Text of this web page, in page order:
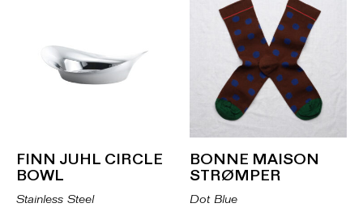
FINN JUHL CIRCLE
BOWL
Stainless Steel
BONNE MAISON
STRØMPER
Dot Blue